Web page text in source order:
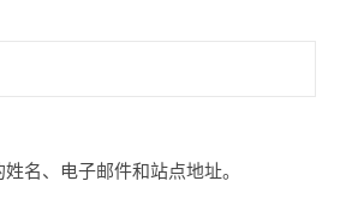
名、电子邮件和站点地址。